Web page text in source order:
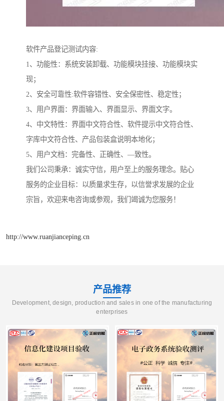
软件产品登记测试内容:
1、功能性：系统安装卸载、功能模块挂接、功能模块实
现；
2、安全可靠性:软件容错性、安全保密性、稳定性；
3、用户界面：界面输入、界面显示、界面文字。
4、中文特性：界面中文符合性、软件提示中文符合性、
字库中文符合性、产品包装盒说明本地化；
5、用户文档：完备性、正确性、—致性。
我们公司秉承：诚实守信，用户至上的服务理念。贴心
服务的企业目标：以质量求生存，以信誉求发展的企业
宗旨，欢迎来电咨询或参观，我们竭诚为您服务！
http://www.ruanjianceping.cn
产品推荐
Development, design, production and sales in one of the manufacturing
enterprises